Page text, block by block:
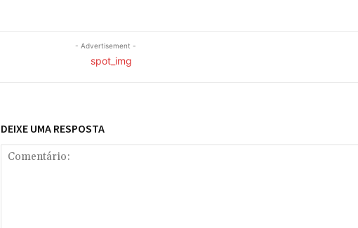
- Advertisement -
DEIXE UMA RESPOSTA